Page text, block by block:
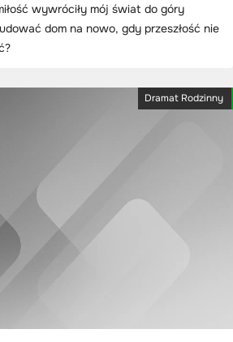
wywróciły mój świat do góry
dom na nowo, gdy przeszłość nie
Dramat Rodzinny